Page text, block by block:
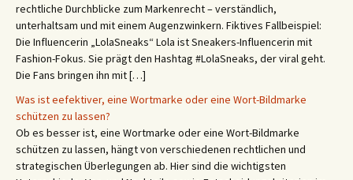
rechtliche Durchblicke zum Markenrecht – verständlich,
unterhaltsam und mit einem Augenzwinkern. Fiktives Fallbeispiel:
Die Influencerin „LolaSneaks“ Lola ist Sneakers-Influencerin mit
Fashion-Fokus. Sie prägt den Hashtag #LolaSneaks, der viral geht.
Die Fans bringen ihn mit […]
Was ist eefektiver, eine Wortmarke oder eine Wort-Bildmarke
schützen zu lassen?
Ob es besser ist, eine Wortmarke oder eine Wort-Bildmarke
schützen zu lassen, hängt von verschiedenen rechtlichen und
strategischen Überlegungen ab. Hier sind die wichtigsten